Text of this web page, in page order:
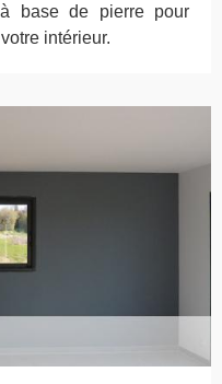
base de pierre pour
intérieur.